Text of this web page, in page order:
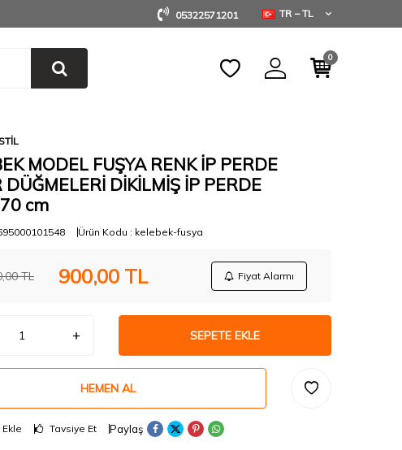
05322571201 TR − TL
0
MODEL FUŞYA RENK İP PERDE
DÜĞMELERİ DİKİLMİŞ İP PERDE
cm
Ürün Kodu : kelebek-fusya
TL 900,00 TL Fiyat Alarmı
SEPETE EKLE
HEMEN AL
Tavsiye Et Paylaş